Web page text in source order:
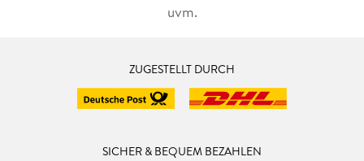
uvm.
ZUGESTELLT DURCH
SICHER & BEQUEM BEZAHLEN